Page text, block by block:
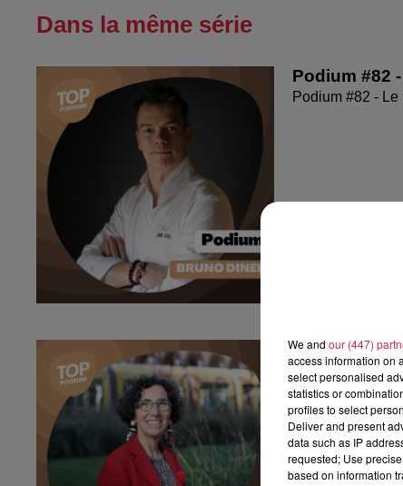
Dans la même série
Podium #82
Podium #82 -
Podium #81
Podium #81 -
We and our (447)
access information on
select personalised
statistics or
profiles to select
Deliver and present
data such as IP
requested; Use
based on information